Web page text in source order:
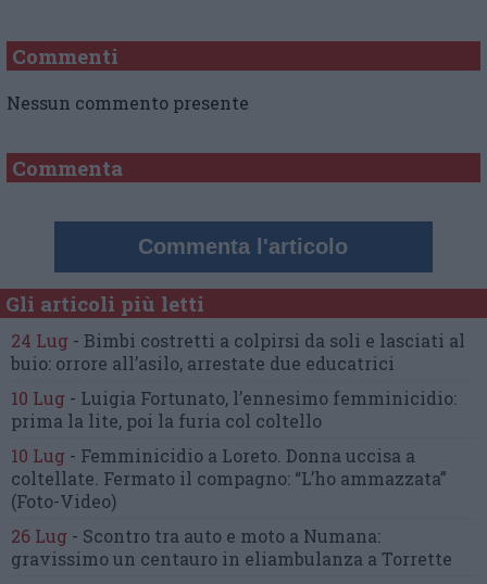
Commenti
Nessun commento presente
Commenta
Commenta l'articolo
Gli articoli più letti
24 Lug - Bimbi costretti a colpirsi da soli e lasciati al
buio: orrore all’asilo, arrestate due educatrici
10 Lug - Luigia Fortunato, l’ennesimo femminicidio:
prima la lite, poi la furia col coltello
10 Lug - Femminicidio a Loreto. Donna uccisa a
coltellate. Fermato il compagno: “L’ho ammazzata”
(Foto-Video)
26 Lug - Scontro tra auto e moto a Numana:
gravissimo un centauro in eliambulanza a Torrette